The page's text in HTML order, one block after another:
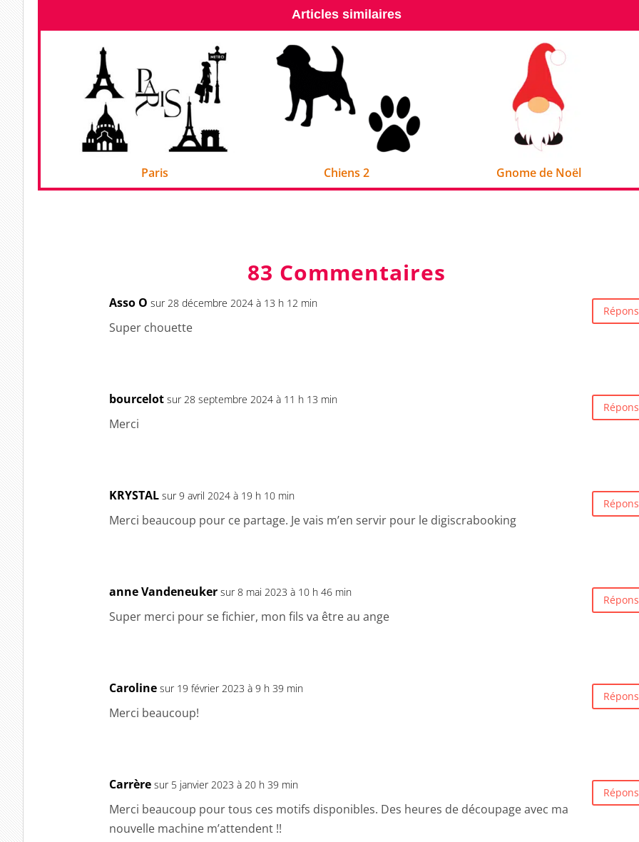
Articles similaires
Paris Chiens 2 Gnome de Noël
83 Commentaires
Asso O sur 28 décembre 2024 à 13 h 12 min
Super chouette
bourcelot sur 28 septembre 2024 à 11 h 13 min
Merci
KRYSTAL sur 9 avril 2024 à 19 h 10 min
Merci beaucoup pour ce partage. Je vais m’en servir pour le digiscrabooking
anne Vandeneuker sur 8 mai 2023 à 10 h 46 min
Super merci pour se fichier, mon fils va être au ange
Caroline sur 19 février 2023 à 9 h 39 min
Merci beaucoup!
Carrère sur 5 janvier 2023 à 20 h 39 min
Merci beaucoup pour tous ces motifs disponibles. Des heures de découpage avec ma
nouvelle machine m’attendent !!